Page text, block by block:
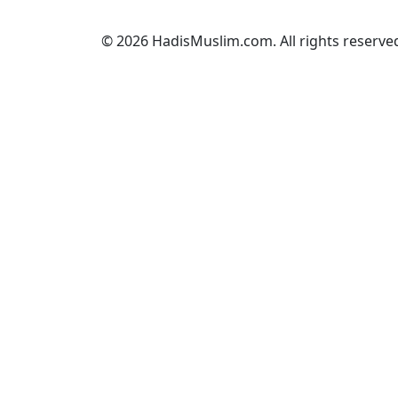
© 2026 HadisMuslim.com. All rights